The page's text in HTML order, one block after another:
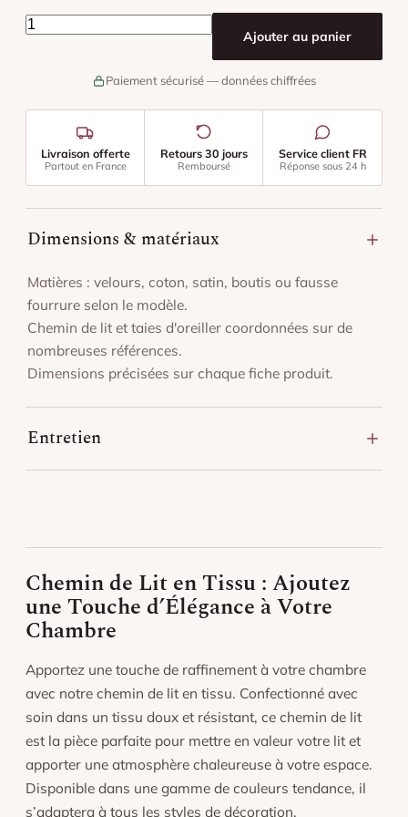
quantité de Chemin De Lit Tissu
Ajouter au panier
Paiement sécurisé — données chiffrées
Livraison offerte
Partout en France
Retours 30 jours
Remboursé
Service client FR
Réponse sous 24 h
Dimensions & matériaux
Matières : velours, coton, satin, boutis ou fausse
fourrure selon le modèle.
Chemin de lit et taies d'oreiller coordonnées sur de
nombreuses références.
Dimensions précisées sur chaque fiche produit.
Entretien
Éviter l’exposition prolongée au soleil pour préserver
l’éclat des couleurs.
Chemin de Lit en Tissu : Ajoutez
une Touche d’Élégance à Votre
Chambre
Apportez une touche de raffinement à votre chambre
avec notre chemin de lit en tissu. Confectionné avec
soin dans un tissu doux et résistant, ce chemin de lit
est la pièce parfaite pour mettre en valeur votre lit et
apporter une atmosphère chaleureuse à votre espace.
Disponible dans une gamme de couleurs tendance, il
s’adaptera à tous les styles de décoration.